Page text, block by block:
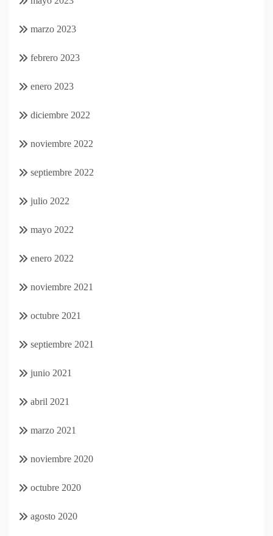
marzo 2023
febrero 2023
enero 2023
diciembre 2022
noviembre 2022
septiembre 2022
julio 2022
mayo 2022
enero 2022
noviembre 2021
octubre 2021
septiembre 2021
junio 2021
abril 2021
marzo 2021
noviembre 2020
octubre 2020
agosto 2020